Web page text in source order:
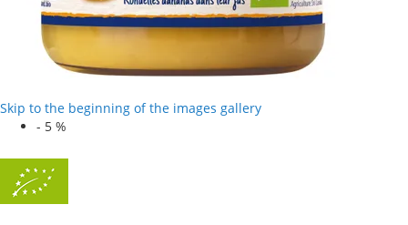
Skip to the beginning of the images gallery
- 5 %